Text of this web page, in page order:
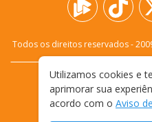
Todos os direitos reservados -
FALE
TERMOS E
Utilizamos cookies e
aprimorar sua
acordo com o Aviso